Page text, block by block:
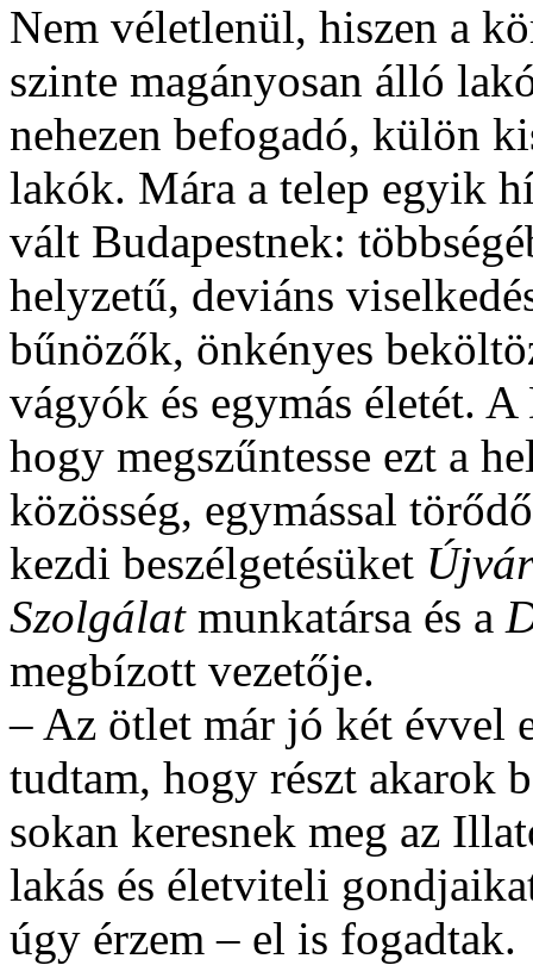
Nem véletlenül, hiszen a
szinte magányosan álló
nehezen befogadó, külön
lakók. Mára a telep egyik
vált Budapestnek:
helyzetű, deviáns
bűnözők, önkényes
vágyók és egymás életét.
hogy megszűntesse ezt a
közösség, egymással
kezdi beszélgetésüket
Szolgálatmunkatársa és a
megbízott vezetője.
– Az ötlet már jó két évvel
tudtam, hogy részt akarok
sokan keresnek meg az
lakás és életviteli
úgy érzem – el is fogadtak.